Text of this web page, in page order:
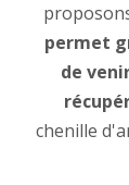
permet
de
chenille